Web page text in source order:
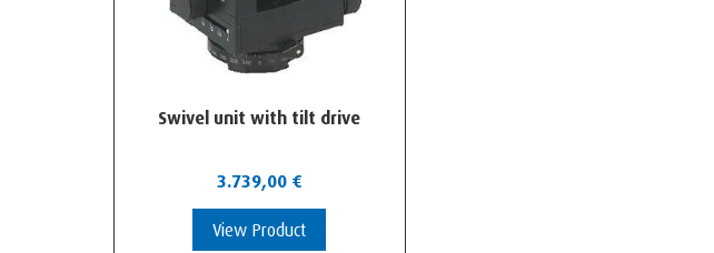
Swivel unit with tilt drive
3.739,00 €
View Product